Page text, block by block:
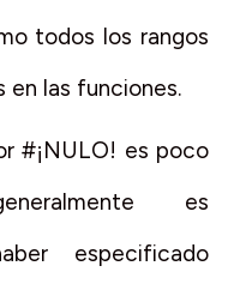
todos los rangos
en las funciones.
#¡NULO! es poco
es
especificado